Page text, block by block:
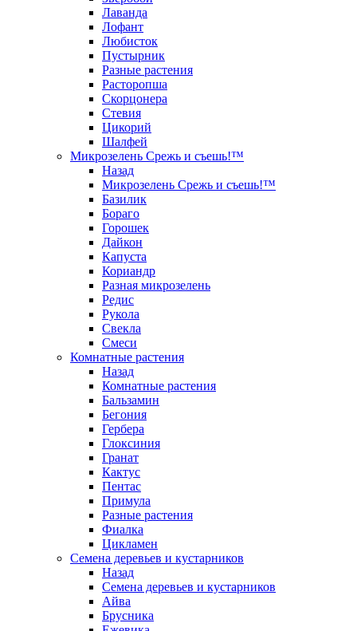
Лаванда
Лофант
Любисток
Пустырник
Разные растения
Расторопша
Скорцонера
Стевия
Цикорий
Шалфей
Микрозелень Срежь и съешь!™
Назад
Микрозелень Срежь и съешь!™
Базилик
Бораго
Горошек
Дайкон
Капуста
Кориандр
Разная микрозелень
Редис
Рукола
Свекла
Смеси
Комнатные растения
Назад
Комнатные растения
Бальзамин
Бегония
Гербера
Глоксиния
Гранат
Кактус
Пентас
Примула
Разные растения
Фиалка
Цикламен
Семена деревьев и кустарников
Назад
Семена деревьев и кустарников
Айва
Брусника